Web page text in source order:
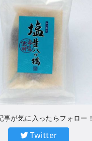
事が気に入ったらフォロー！
Twitter